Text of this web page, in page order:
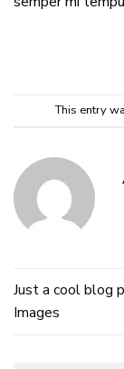
This entry
Just a cool blog
Images